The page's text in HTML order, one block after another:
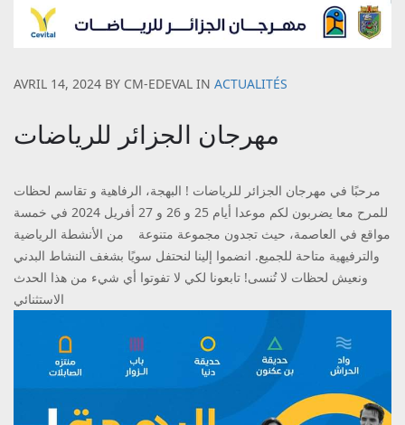
AVRIL 14, 2024 BY CM-EDEVAL IN ACTUALITÉS
مهرجان الجزائر للرياضات
مرحبًا في مهرجان الجزائر للرياضات ! البهجة، الرفاهية و تقاسم لحظات
للمرح معا يضربون لكم موعدا أيام 25 و 26 و 27 أفريل 2024 في خمسة
مواقع في العاصمة، حيث تجدون مجموعة متنوعة من الأنشطة الرياضية
والترفيهية متاحة للجميع. انضموا إلينا لنحتفل سويًا بشغف النشاط البدني
ونعيش لحظات لا تُنسى! تابعونا لكي لا تفوتوا أي شيء من هذا الحدث